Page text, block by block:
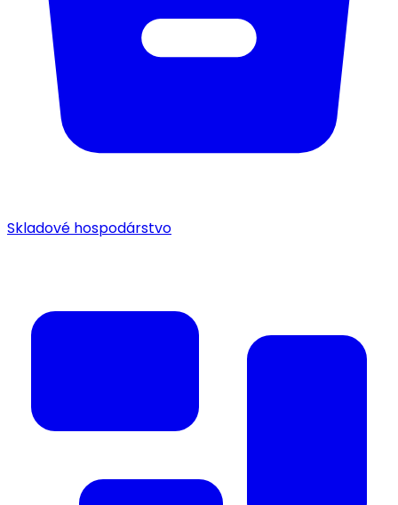
Skladové hospodárstvo